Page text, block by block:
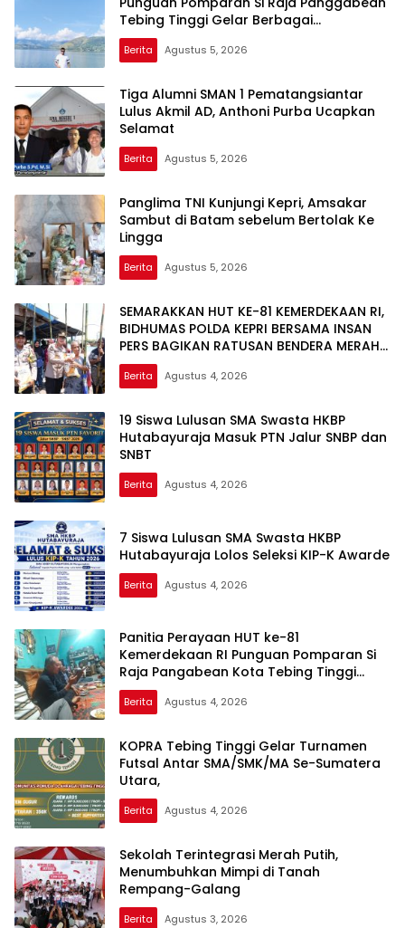
Tebing Tinggi Gelar Berbagai
Perlombaan
Berita Agustus 5, 2026
Tiga Alumni SMAN 1 Pematangsiantar
Lulus Akmil AD, Anthoni Purba Ucapkan
Selamat
Berita Agustus 5, 2026
Panglima TNI Kunjungi Kepri, Amsakar
Sambut di Batam sebelum Bertolak Ke
Lingga
Berita Agustus 5, 2026
SEMARAKKAN HUT KE-81 KEMERDEKAAN RI,
BIDHUMAS POLDA KEPRI BERSAMA INSAN
PERS BAGIKAN RATUSAN BENDERA MERAH
PUTIH DAN BANTUAN SOSIAL
Berita Agustus 4, 2026
19 Siswa Lulusan SMA Swasta HKBP
Hutabayuraja Masuk PTN Jalur SNBP dan
SNBT
Berita Agustus 4, 2026
7 Siswa Lulusan SMA Swasta HKBP
Hutabayuraja Lolos Seleksi KIP-K Awarde
Berita Agustus 4, 2026
Panitia Perayaan HUT ke-81
Kemerdekaan RI Punguan Pomparan Si
Raja Pangabean Kota Tebing Tinggi
Terbentuk
Berita Agustus 4, 2026
KOPRA Tebing Tinggi Gelar Turnamen
Futsal Antar SMA/SMK/MA Se-Sumatera
Utara,
Berita Agustus 4, 2026
Sekolah Terintegrasi Merah Putih,
Menumbuhkan Mimpi di Tanah
Rempang-Galang
Berita Agustus 3, 2026